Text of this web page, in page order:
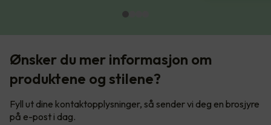
Ønsker du mer informasjon om
produktene og stilene?
Fyll ut dine kontaktopplysninger, så sender vi deg en brosjyre
på e-post i dag.